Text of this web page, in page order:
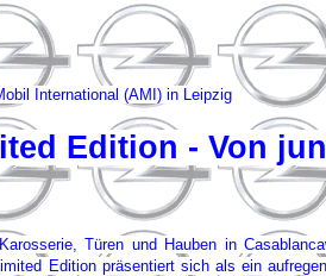
International (AMI) in Leipzig
Edition - Von
Türen und Hauben in
Edition präsentiert sich als ein